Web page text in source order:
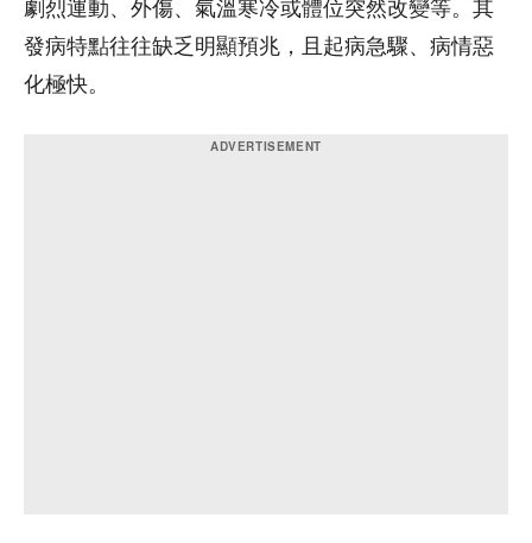
劇烈運動、外傷、氣溫寒冷或體位突然改變等。其
發病特點往往缺乏明顯預兆，且起病急驟、病情惡
化極快。